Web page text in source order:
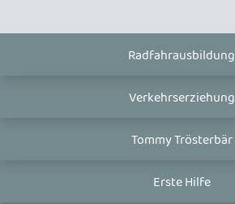
Radfahrausbildung
Verkehrserziehung
Tommy Trösterbär
Erste Hilfe